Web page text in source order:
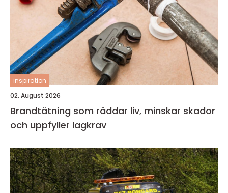
inspiration
02. August 2026
Brandtätning som räddar liv, minskar skador
och uppfyller lagkrav